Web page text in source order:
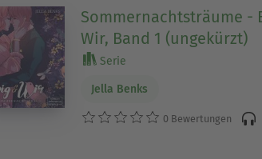
Sommernachtsträume -
Wir, Band 1 (ungekürzt)
Serie
Jella Benks
0 Bewertungen